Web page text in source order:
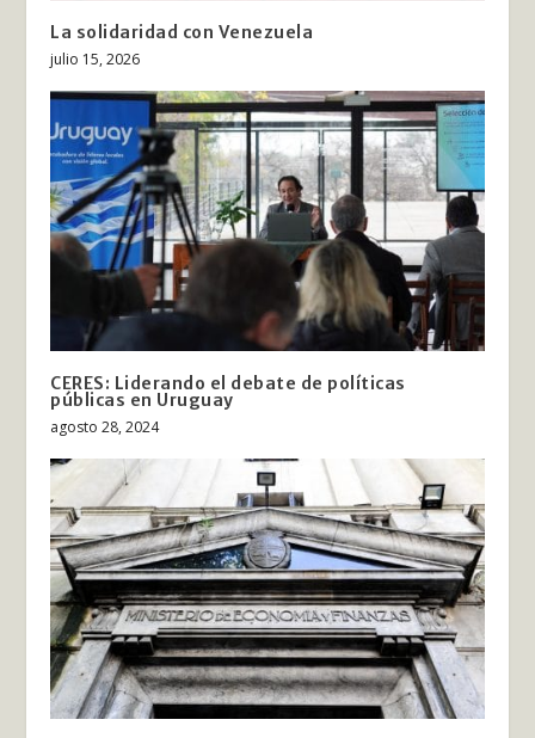
La solidaridad con Venezuela
julio 15, 2026
CERES: Liderando el debate de políticas
públicas en Uruguay
agosto 28, 2024